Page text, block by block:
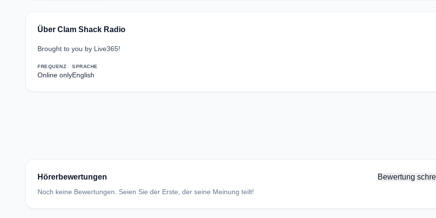
Über Clam Shack Radio
Brought to you by Live365!
FREQUENZ
Online only
SPRACHE
English
Hörerbewertungen Bewertung
Noch keine Bewertungen. Seien Sie der Erste, der seine Meinung teilt!